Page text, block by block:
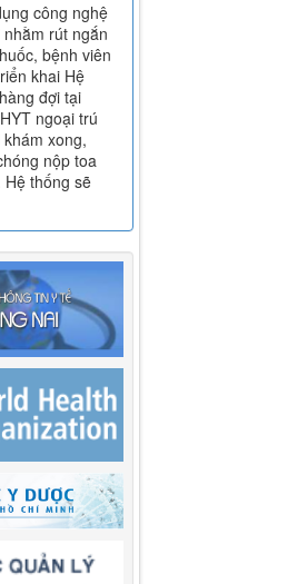
công nghệ
rút ngắn
bệnh viên
khai Hệ
đợi tại
ngoại trú
xong,
nộp toa
thống sẽ